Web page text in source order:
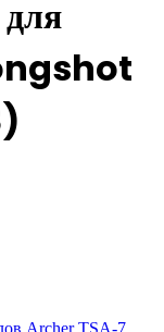
Archer TSA-7